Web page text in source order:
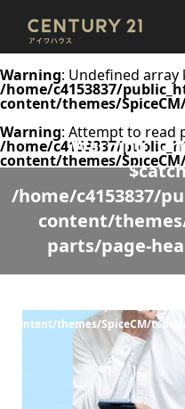
Warning: Undefined array
/home/c4153837/
content/themes/
Warning: Attempt to read
/home/c4153837/
content/themes/
Warning:
/home/c4153837/
content/
parts/page-
content/themes/SpiceCM/